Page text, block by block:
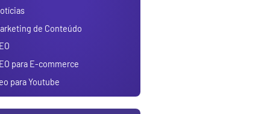
de Conteúdo
para E-commerce
para Youtube